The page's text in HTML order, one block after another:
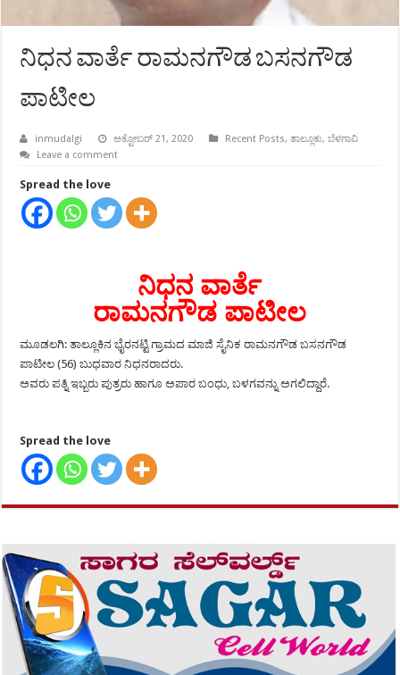
ನಿಧನ ವಾರ್ತೆ ರಾಮನಗೌಡ ಬಸನಗೌಡ
ಪಾಟೀಲ
inmudalgi ಅಕ್ಟೋಬರ್ 21, 2020 Recent Posts,ತಾಲ್ಲೂಕು,ಬೆಳಗಾವಿ
Leave a comment
Spread the love
ನಿಧನ ವಾರ್ತೆ
ರಾಮನಗೌಡ ಪಾಟೀಲ
ಮೂಡಲಗಿ: ತಾಲ್ಲೂಕಿನ ಭೈರನಟ್ಟಿ ಗ್ರಾಮದ ಮಾಜಿ ಸೈನಿಕ ರಾಮನಗೌಡ ಬಸನಗೌಡ
ಪಾಟೀಲ (56) ಬುಧವಾರ ನಿಧನರಾದರು.
ಅವರು ಪತ್ನಿ ಇಬ್ಬರು ಪುತ್ರರು ಹಾಗೂ ಅಪಾರ ಬಂಧು, ಬಳಗವನ್ನು ಅಗಲಿದ್ದಾರೆ.
Spread the love